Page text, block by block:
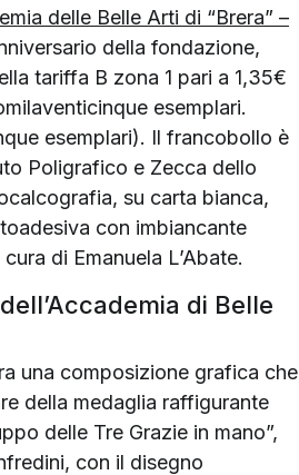
delle Belle Arti di “Brera” –
della fondazione,
tariffa B zona 1 pari a 1,35€
esemplari.
esemplari). Il francobollo è
Poligrafico e Zecca dello
su carta bianca,
con imbiancante
di Emanuela L’Abate.
di Belle
una composizione grafica che
della medaglia raffigurante
delle Tre Grazie in mano”,
con il disegno